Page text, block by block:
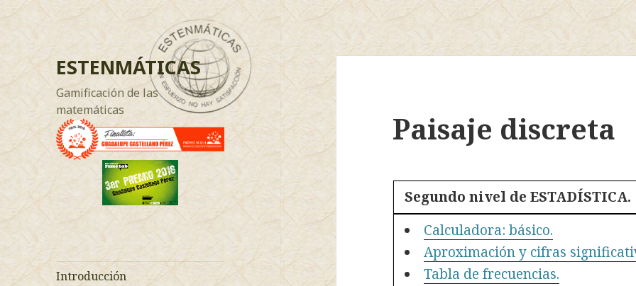
ESTENMÁTICAS
Gamificación de las
matemáticas
Introducción
Paisaje discreta
Segundo nivel de ESTADÍSTICA.
Calculadora: básico.
Aproximación y cifras
Tabla de frecuencias.